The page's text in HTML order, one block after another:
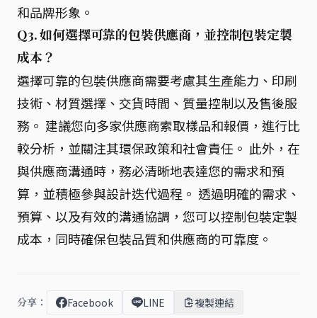
和品牌形象。
Q3. 如何選擇可靠的包裝供應商，並控制包裝定製
成本？
選擇可靠的包裝供應商需要考慮其生產能力、印刷
技術、材質選擇、交貨時間、質量控制以及售後服
務。 建議您向多家供應商索取樣品和報價，進行比
較分析，並關注其環保政策和社會責任。 此外，在
與供應商溝通時，務必清晰地表達您的需求和預
算，並積極參與設計迭代過程。 透過明確的需求、
預算、以及有效的溝通協調，您可以控制包裝定製
成本，同時確保包裝品質和供應商的可靠度。
分享： Facebook LINE 複製連結